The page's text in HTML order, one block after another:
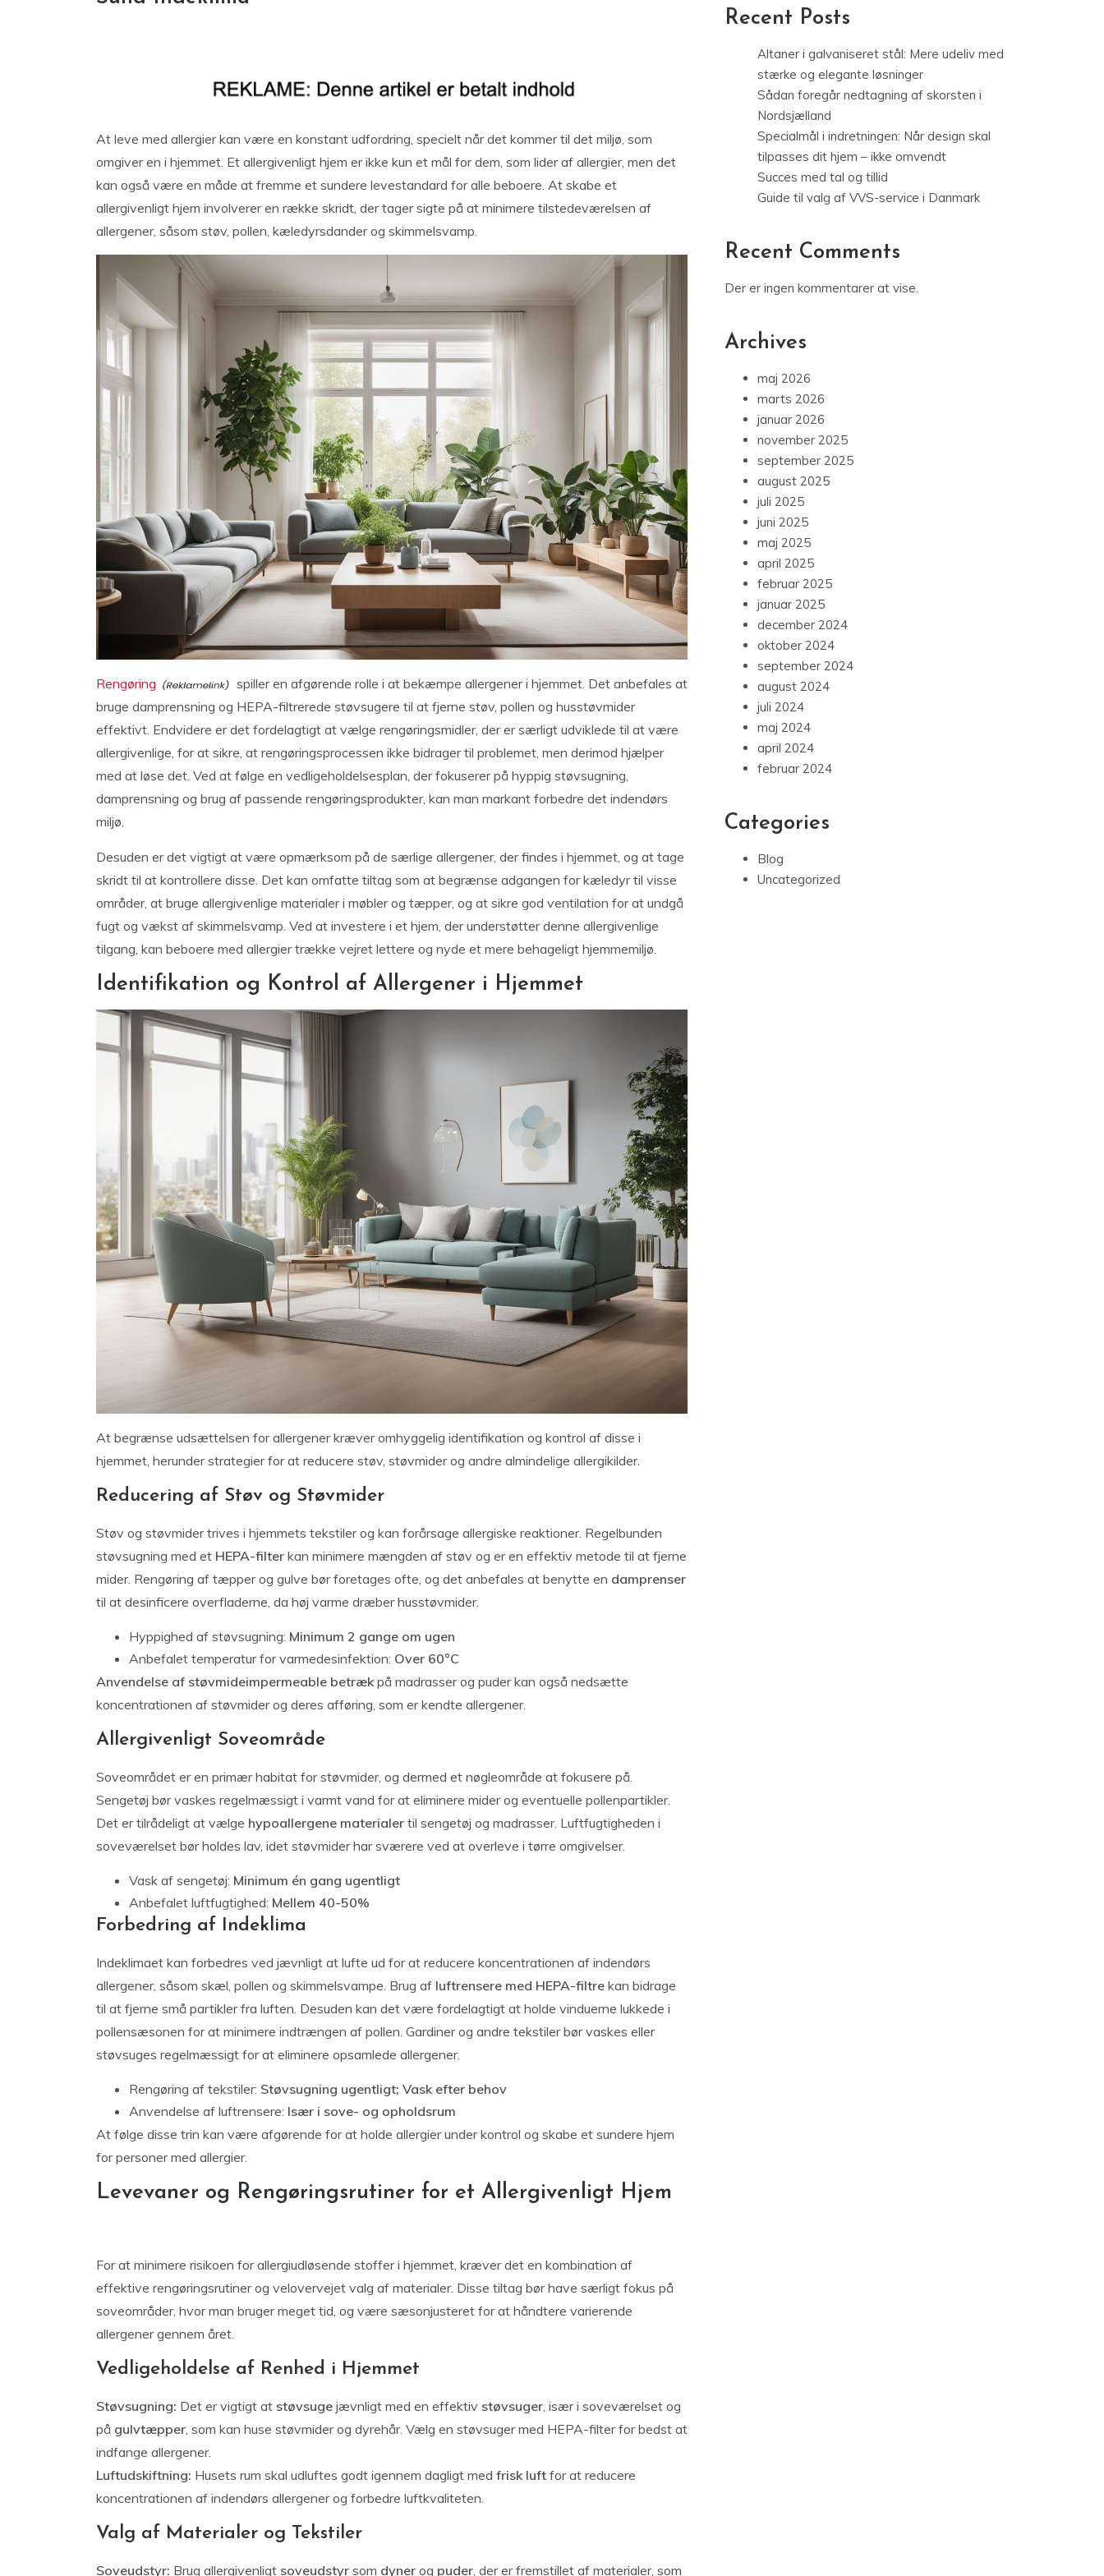
At leve med allergier kan være en konstant udfordring, specielt når det kommer til det miljø, som
omgiver en i hjemmet. Et allergivenligt hjem er ikke kun et mål for dem, som lider af allergier, men det
kan også være en måde at fremme et sundere levestandard for alle beboere. At skabe et
allergivenligt hjem involverer en række skridt, der tager sigte på at minimere tilstedeværelsen af
allergener, såsom støv, pollen, kæledyrsdander og skimmelsvamp.
Rengøring
spiller en afgørende rolle i at bekæmpe allergener i hjemmet. Det anbefales at
bruge damprensning og HEPA-filtrerede støvsugere til at fjerne støv, pollen og husstøvmider
effektivt. Endvidere er det fordelagtigt at vælge rengøringsmidler, der er særligt udviklede til at være
allergivenlige, for at sikre, at rengøringsprocessen ikke bidrager til problemet, men derimod hjælper
med at løse det. Ved at følge en vedligeholdelsesplan, der fokuserer på hyppig støvsugning,
damprensning og brug af passende rengøringsprodukter, kan man markant forbedre det indendørs
miljø.
Desuden er det vigtigt at være opmærksom på de særlige allergener, der findes i hjemmet, og at tage
skridt til at kontrollere disse. Det kan omfatte tiltag som at begrænse adgangen for kæledyr til visse
områder, at bruge allergivenlige materialer i møbler og tæpper, og at sikre god ventilation for at undgå
fugt og vækst af skimmelsvamp. Ved at investere i et hjem, der understøtter denne allergivenlige
tilgang, kan beboere med allergier trække vejret lettere og nyde et mere behageligt hjemmemiljø.
Identifikation og Kontrol af Allergener i Hjemmet
At begrænse udsættelsen for allergener kræver omhyggelig identifikation og kontrol af disse i
hjemmet, herunder strategier for at reducere støv, støvmider og andre almindelige allergikilder.
Reducering af Støv og Støvmider
Støv og støvmider trives i hjemmets tekstiler og kan forårsage allergiske reaktioner. Regelbunden
støvsugning med et HEPA-filter kan minimere mængden af støv og er en effektiv metode til at fjerne
mider. Rengøring af tæpper og gulve bør foretages ofte, og det anbefales at benytte en damprenser
til at desinficere overfladerne, da høj varme dræber husstøvmider.
Hyppighed af støvsugning: Minimum 2 gange om ugen
Anbefalet temperatur for varmedesinfektion: Over 60°C
Anvendelse af støvmideimpermeable betrækpå madrasser og puder kan også nedsætte
koncentrationen af støvmider og deres afføring, som er kendte allergener.
Allergivenligt Soveområde
Soveområdet er en primær habitat for støvmider, og dermed et nøgleområde at fokusere på.
Sengetøj bør vaskes regelmæssigt i varmt vand for at eliminere mider og eventuelle pollenpartikler.
Det er tilrådeligt at vælge hypoallergene materialer til sengetøj og madrasser. Luftfugtigheden i
soveværelset bør holdes lav, idet støvmider har sværere ved at overleve i tørre omgivelser.
Vask af sengetøj: Minimum én gang ugentligt
Anbefalet luftfugtighed: Mellem 40-50%
Forbedring af Indeklima
Indeklimaet kan forbedres ved jævnligt at lufte ud for at reducere koncentrationen af indendørs
allergener, såsom skæl, pollen og skimmelsvampe. Brug af luftrensere med HEPA-filtre kan bidrage
til at fjerne små partikler fra luften. Desuden kan det være fordelagtigt at holde vinduerne lukkede i
pollensæsonen for at minimere indtrængen af pollen. Gardiner og andre tekstiler bør vaskes eller
støvsuges regelmæssigt for at eliminere opsamlede allergener.
Rengøring af tekstiler: Støvsugning ugentligt; Vask efter behov
Anvendelse af luftrensere: Især i sove- og opholdsrum
At følge disse trin kan være afgørende for at holde allergier under kontrol og skabe et sundere hjem
for personer med allergier.
Levevaner og Rengøringsrutiner for et Allergivenligt Hjem
For at minimere risikoen for allergiudløsende stoffer i hjemmet, kræver det en kombination af
effektive rengøringsrutiner og velovervejet valg af materialer. Disse tiltag bør have særligt fokus på
soveområder, hvor man bruger meget tid, og være sæsonjusteret for at håndtere varierende
allergener gennem året.
Vedligeholdelse af Renhed i Hjemmet
Støvsugning: Det er vigtigt at støvsuge jævnligt med en effektiv støvsuger, især i soveværelset og
på gulvtæpper, som kan huse støvmider og dyrehår. Vælg en støvsuger med HEPA-filter for bedst at
indfange allergener.
Luftudskiftning: Husets rum skal udluftes godt igennem dagligt med frisk luft for at reducere
koncentrationen af indendørs allergener og forbedre luftkvaliteten.
Valg af Materialer og Tekstiler
Soveudstyr: Brug allergivenligt soveudstyr som dyner og puder, der er fremstillet af materialer, som
Recent Posts
Altaner i galvaniseret stål: Mere udeliv med
stærke og elegante løsninger
Sådan foregår nedtagning af skorsten i
Nordsjælland
Specialmål i indretningen: Når design skal
tilpasses dit hjem – ikke omvendt
Succes med tal og tillid
Guide til valg af VVS-service i Danmark
Recent Comments
Der er ingen kommentarer at vise.
Archives
maj 2026
marts 2026
januar 2026
november 2025
september 2025
august 2025
juli 2025
juni 2025
maj 2025
april 2025
februar 2025
januar 2025
december 2024
oktober 2024
september 2024
august 2024
juli 2024
maj 2024
april 2024
februar 2024
Categories
Blog
Uncategorized